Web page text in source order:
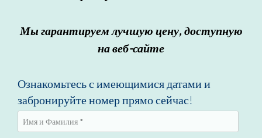
Мы гарантируем лучшую цену, доступную
на веб-сайте
Ознакомьтесь с имеющимися датами и
забронируйте номер прямо сейчас!